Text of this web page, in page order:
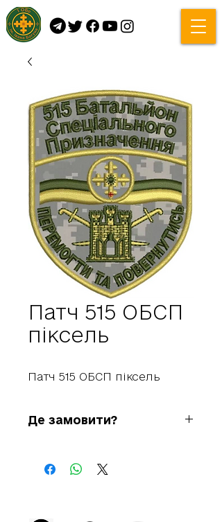
Патч 515 ОБСП
піксель
Патч 515 ОБСП піксель
Де замовити?